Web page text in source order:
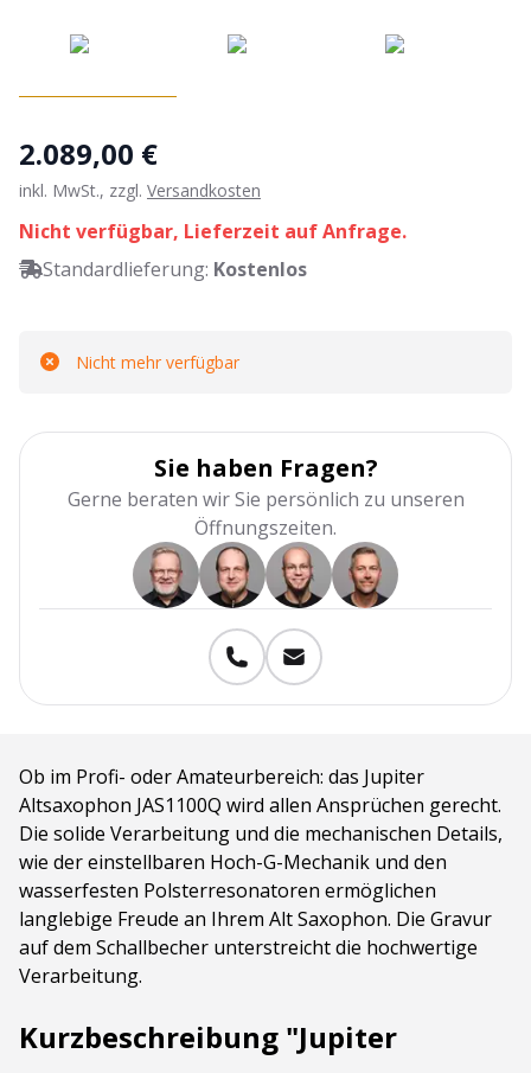
2.089,00 €
inkl. MwSt., zzgl. Versandkosten
Nicht verfügbar, Lieferzeit auf Anfrage.
Standardlieferung: Kostenlos
Nicht mehr verfügbar
Sie haben Fragen?
Gerne beraten wir Sie persönlich zu unseren
Öffnungszeiten.
Ob im Profi- oder Amateurbereich: das Jupiter
Altsaxophon JAS1100Q wird allen Ansprüchen gerecht.
Die solide Verarbeitung und die mechanischen Details,
wie der einstellbaren Hoch-G-Mechanik und den
wasserfesten Polsterresonatoren ermöglichen
langlebige Freude an Ihrem Alt Saxophon. Die Gravur
auf dem Schallbecher unterstreicht die hochwertige
Verarbeitung.
Kurzbeschreibung "Jupiter